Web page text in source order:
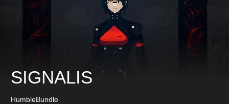
SIGNALIS
HumbleBundle